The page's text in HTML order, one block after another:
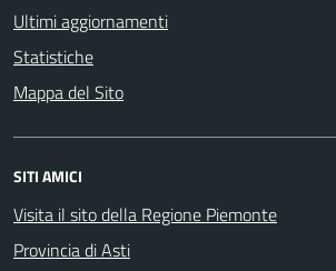
Ultimi aggiornamenti
Statistiche
Mappa del Sito
SITI AMICI
Visita il sito della Regione Piemonte
Provincia di Asti